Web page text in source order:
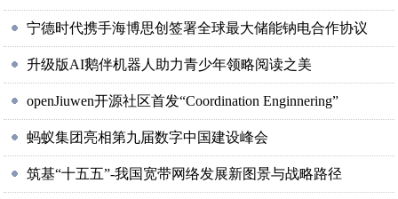
宁德时代携手海博思创签署全球最大储能钠电合作协议
升级版AI鹅伴机器人助力青少年领略阅读之美
openJiuwen开源社区首发“Coordination Enginnering”
蚂蚁集团亮相第九届数字中国建设峰会
筑基“十五五”-我国宽带网络发展新图景与战略路径